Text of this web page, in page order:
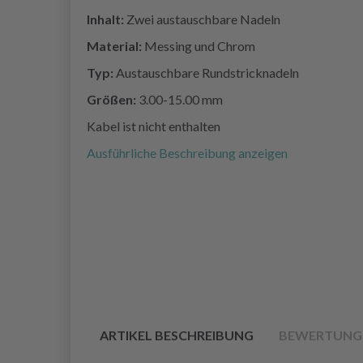
Inhalt: Zwei austauschbare Nadeln
Material: Messing und Chrom
Typ: Austauschbare Rundstricknadeln
Größen: 3.00-15.00 mm
Kabel ist nicht enthalten
Ausführliche Beschreibung anzeigen
ARTIKEL BESCHREIBUNG